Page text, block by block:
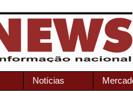
Notícias